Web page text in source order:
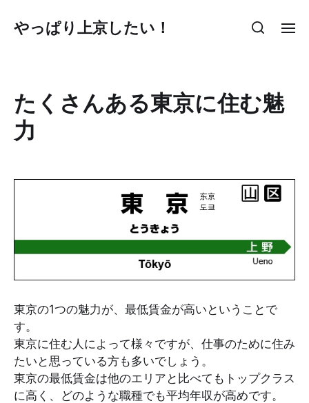
やっぱり上京したい！
たくさんある東京に住む魅
力
東京の1つの魅力が、最低賃金が高いということで
す。
東京に住む人によって様々ですが、仕事のために住み
たいと思っている方も多いでしょう。
東京の最低賃金は他のエリアと比べてもトップクラス
に高く、どのような職種でも平均年収が高めです。